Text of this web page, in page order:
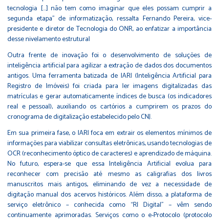
tecnologia […] não tem como imaginar que eles possam cumprir a
segunda etapa” de informatização, ressalta Fernando Pereira, vice-
presidente e diretor de Tecnologia do ONR, ao enfatizar a importância
desse nivelamento estrutural​
Outra frente de inovação foi o desenvolvimento de soluções de
inteligência artificial para agilizar a extração de dados dos documentos
antigos. Uma ferramenta batizada de IARI (Inteligência Artificial para
Registro de Imóveis) foi criada para ler imagens digitalizadas das
matrículas e gerar automaticamente índices de busca (os indicadores
real e pessoal), auxiliando os cartórios a cumprirem os prazos do
cronograma de digitalização estabelecido pelo CNJ​.
Em sua primeira fase, o IARI foca em extrair os elementos mínimos de
informações para viabilizar consultas eletrônicas, usando tecnologias de
OCR (reconhecimento óptico de caracteres) e aprendizado de máquina.
No futuro, espera-se que essa Inteligência Artificial evolua para
reconhecer com precisão até mesmo as caligrafias dos livros
manuscritos mais antigos, eliminando de vez a necessidade de
digitação manual dos acervos históricos. Além disso, a plataforma de
serviço eletrônico – conhecida como “RI Digital” – vêm sendo
continuamente aprimoradas. Serviços como o e-Protocolo (protocolo